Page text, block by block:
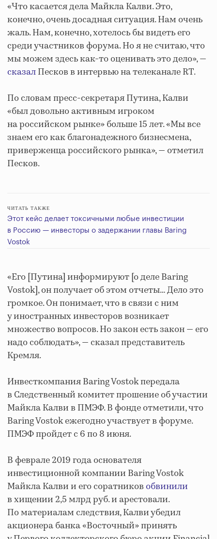
«Что касается дела Майкла Калви. Это,
конечно, очень досадная ситуация. Нам очень
жаль. Нам, конечно, хотелось бы видеть его
среди участников форума. Но я не считаю, что
мы можем здесь как-то оценивать это дело», —
сказалПесков в интервью на телеканале RT.
По словам пресс-секретаря Путина, Калви
«был довольно активным игроком
на российском рынке» больше 15 лет. «Мы все
знаем его как благонадежного бизнесмена,
приверженца российского рынка», — отметил
Песков.
ЧИТАТЬ ТАКЖЕ
Этот кейс делает токсичными любые инвестиции
в Россию — инвесторы о задержании главы Baring
Vostok
«Его [Путина] информируют [о деле Baring
Vostok], он получает об этом отчеты… Дело это
громкое. Он понимает, что в связи с ним
у иностранных инвесторов возникает
множество вопросов. Но закон есть закон — его
надо соблюдать», — сказал представитель
Кремля.
Инвесткомпания Baring Vostok передала
в Следственный комитет прошение об участии
Майкла Калви в ПМЭФ. В фонде отметили, что
Baring Vostok ежегодно участвует в форуме.
ПМЭФ пройдет с 6 по 8 июня.
В феврале 2019 года основателя
инвестиционной компании Baring Vostok
Майкла Калви и его соратниковобвинили
в хищении 2,5 млрд руб. и арестовали.
По материалам следствия, Калви убедил
акционера банка «Восточный» принять